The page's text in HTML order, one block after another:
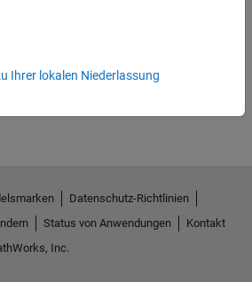
useful was this information?
Ihrer lokalen Niederlassung
Datenschutz-Richtlinien
Status von Anwendungen
Kontakt
Inc.